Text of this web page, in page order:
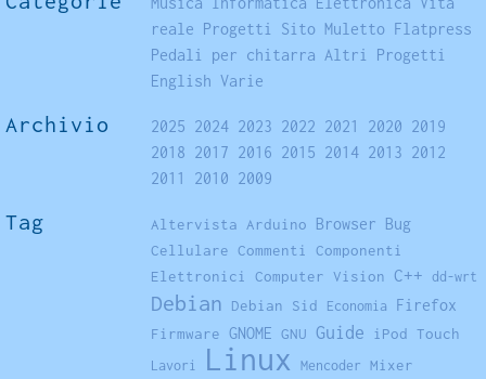
reale Progetti Sito Muletto Flatpress
Pedali per chitarra Altri Progetti
English Varie
Archivio 2025 2024 2023 2022 2021 2020 2019
2018 2017 2016 2015 2014 2013 2012
2011
2010 2009
Tag Altervista Arduino Browser
Bug
Cellulare Commenti
Componenti
Elettronici
Computer Vision C++ dd-wrt
Debian Debian Sid Economia Firefox
Firmware GNOME GNU Guide iPod Touch
Lavori Linux Mencoder Mixer